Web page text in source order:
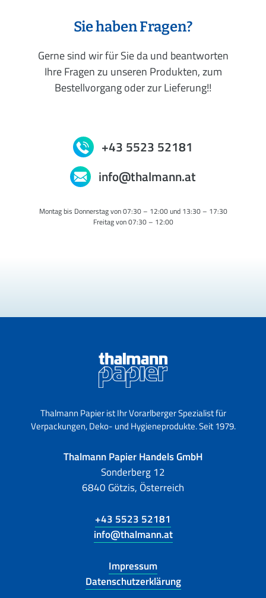
Sie haben Fragen?
Gerne sind wir für Sie da und beantworten
Ihre Fragen zu unseren Produkten, zum
Bestellvorgang oder zur Lieferung!!
+43 5523 52181
info@thalmann.at
Montag bis Donnerstag von 07:30 – 12:00 und 13:30 – 17:30
Freitag von 07:30 – 12:00
Thalmann Papier ist Ihr Vorarlberger Spezialist für
Verpackungen, Deko- und Hygieneprodukte. Seit 1979.
Thalmann Papier Handels GmbH
Sonderberg 12
6840 Götzis, Österreich
+43 5523 52181
info@thalmann.at
Impressum
Datenschutzerklärung